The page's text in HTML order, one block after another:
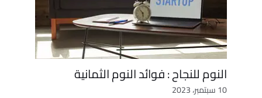
النوم للنجاح : فوائد النوم الثمانية
10 سبتمبر، 2023